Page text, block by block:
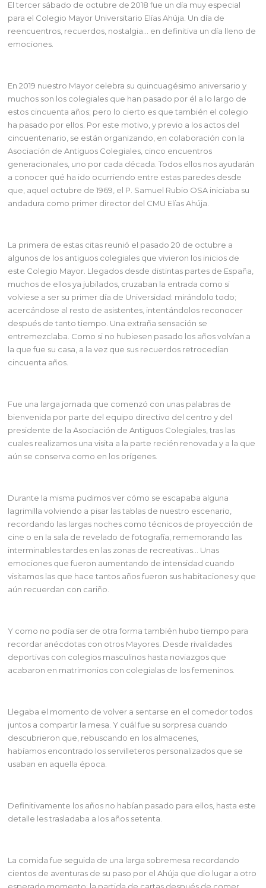
El tercer sábado de octubre de 2018 fue un día muy especial
para el Colegio Mayor Universitario Elías Ahúja. Un día de
reencuentros, recuerdos, nostalgia… en definitiva un día lleno de
emociones.
En 2019 nuestro Mayor celebra su quincuagésimo aniversario y
muchos son los colegiales que han pasado por él a lo largo de
estos cincuenta años; pero lo cierto es que también el colegio
ha pasado por ellos. Por este motivo, y previo a los actos del
cincuentenario, se están organizando, en colaboración con la
Asociación de Antiguos Colegiales, cinco encuentros
generacionales, uno por cada década. Todos ellos nos ayudarán
a conocer qué ha ido ocurriendo entre estas paredes desde
que, aquel octubre de 1969, el P. Samuel Rubio OSA iniciaba su
andadura como primer director del CMU Elías Ahúja.
La primera de estas citas reunió el pasado 20 de octubre a
algunos de los antiguos colegiales que vivieron los inicios de
este Colegio Mayor. Llegados desde distintas partes de España,
muchos de ellos ya jubilados, cruzaban la entrada como si
volviese a ser su primer día de Universidad: mirándolo todo;
acercándose al resto de asistentes, intentándolos reconocer
después de tanto tiempo. Una extraña sensación se
entremezclaba. Como si no hubiesen pasado los años volvían a
la que fue su casa, a la vez que sus recuerdos retrocedían
cincuenta años.
Fue una larga jornada que comenzó con unas palabras de
bienvenida por parte del equipo directivo del centro y del
presidente de la Asociación de Antiguos Colegiales, tras las
cuales realizamos una visita a la parte recién renovada y a la que
aún se conserva como en los orígenes.
Durante la misma pudimos ver cómo se escapaba alguna
lagrimilla volviendo a pisar las tablas de nuestro escenario,
recordando las largas noches como técnicos de proyección de
cine o en la sala de revelado de fotografía, rememorando las
interminables tardes en las zonas de recreativas… Unas
emociones que fueron aumentando de intensidad cuando
visitamos las que hace tantos años fueron sus habitaciones y que
aún recuerdan con cariño.
Y como no podía ser de otra forma también hubo tiempo para
recordar anécdotas con otros Mayores. Desde rivalidades
deportivas con colegios masculinos hasta noviazgos que
acabaron en matrimonios con colegialas de los femeninos.
Llegaba el momento de volver a sentarse en el comedor todos
juntos a compartir la mesa. Y cuál fue su sorpresa cuando
descubrieron que, rebuscando en los almacenes,
habíamos encontrado los servilleteros personalizados que se
usaban en aquella época.
Definitivamente los años no habían pasado para ellos, hasta este
detalle les trasladaba a los años setenta.
La comida fue seguida de una larga sobremesa recordando
cientos de aventuras de su paso por el Ahúja que dio lugar a otro